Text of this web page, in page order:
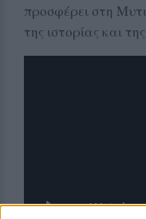
προσφέρει στη
της ιστορίας και